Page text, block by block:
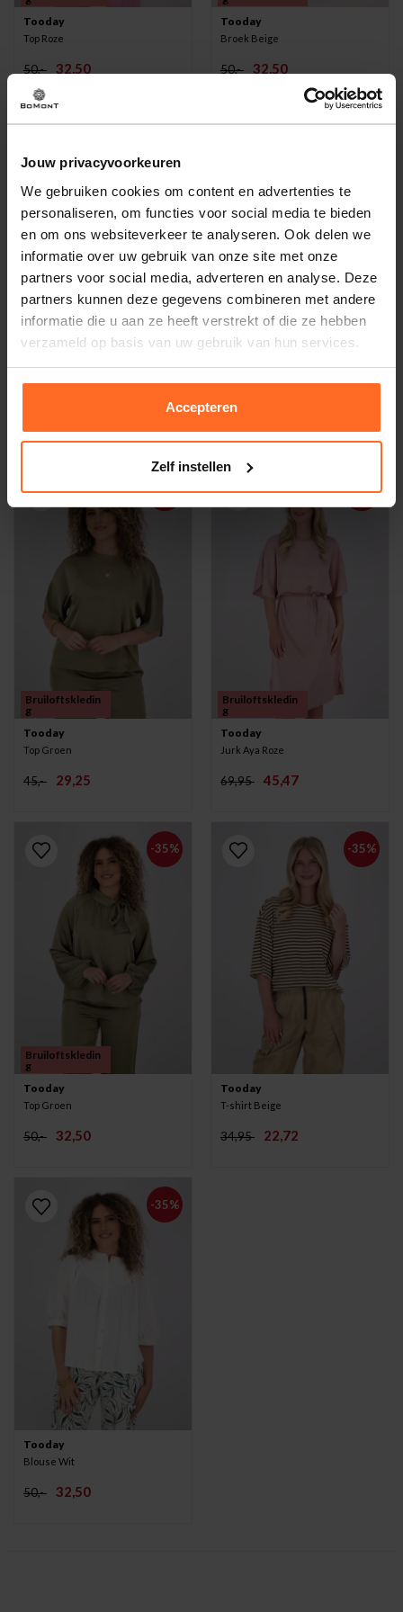
Jouw privacyvoorkeuren
We gebruiken cookies om content en advertenties te
personaliseren, om functies voor social media te bieden
en om ons websiteverkeer te analyseren. Ook delen we
informatie over uw gebruik van onze site met onze
partners voor social media, adverteren en analyse. Deze
partners kunnen deze gegevens combineren met andere
informatie die u aan ze heeft verstrekt of die ze hebben
verzameld op basis van uw gebruik van hun services.
Accepteren
Zelf instellen
Tooday
Top Roze
50,- 32,50
Tooday
Broek Beige
50,- 32,50
-35%
Bruiloftskledin
g
Tooday
Top Groen
45,- 29,25
-35%
Bruiloftskledin
g
Tooday
Jurk Aya Roze
69,95 45,47
-35%
Bruiloftskledin
g
Tooday
Top Groen
50,- 32,50
-35%
Tooday
T-shirt Beige
34,95 22,72
-35%
Tooday
Blouse Wit
50,- 32,50